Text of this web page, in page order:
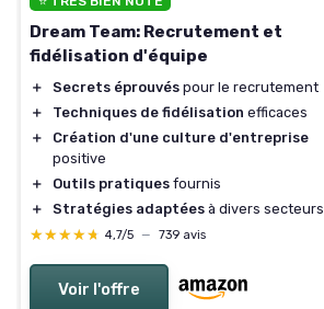
Dream Team: Recrutement et
fidélisation d'équipe
＋ Secrets éprouvés pour le recrutement
＋
Techniques de fidélisation efficaces
＋
Création d'une culture d'entreprise
positive
＋
Outils pratiques fournis
＋
Stratégies adaptées à divers secteurs
★★★★★
★★★★★ 4,7/5 — 739 avis
Voir l'offre